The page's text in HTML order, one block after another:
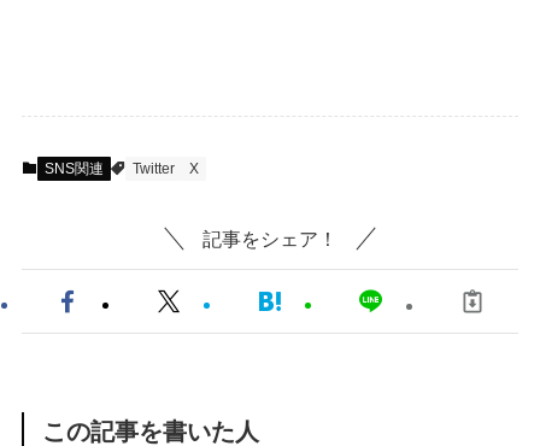
SNS関連 Twitter X
記事をシェア！
この記事を書いた人